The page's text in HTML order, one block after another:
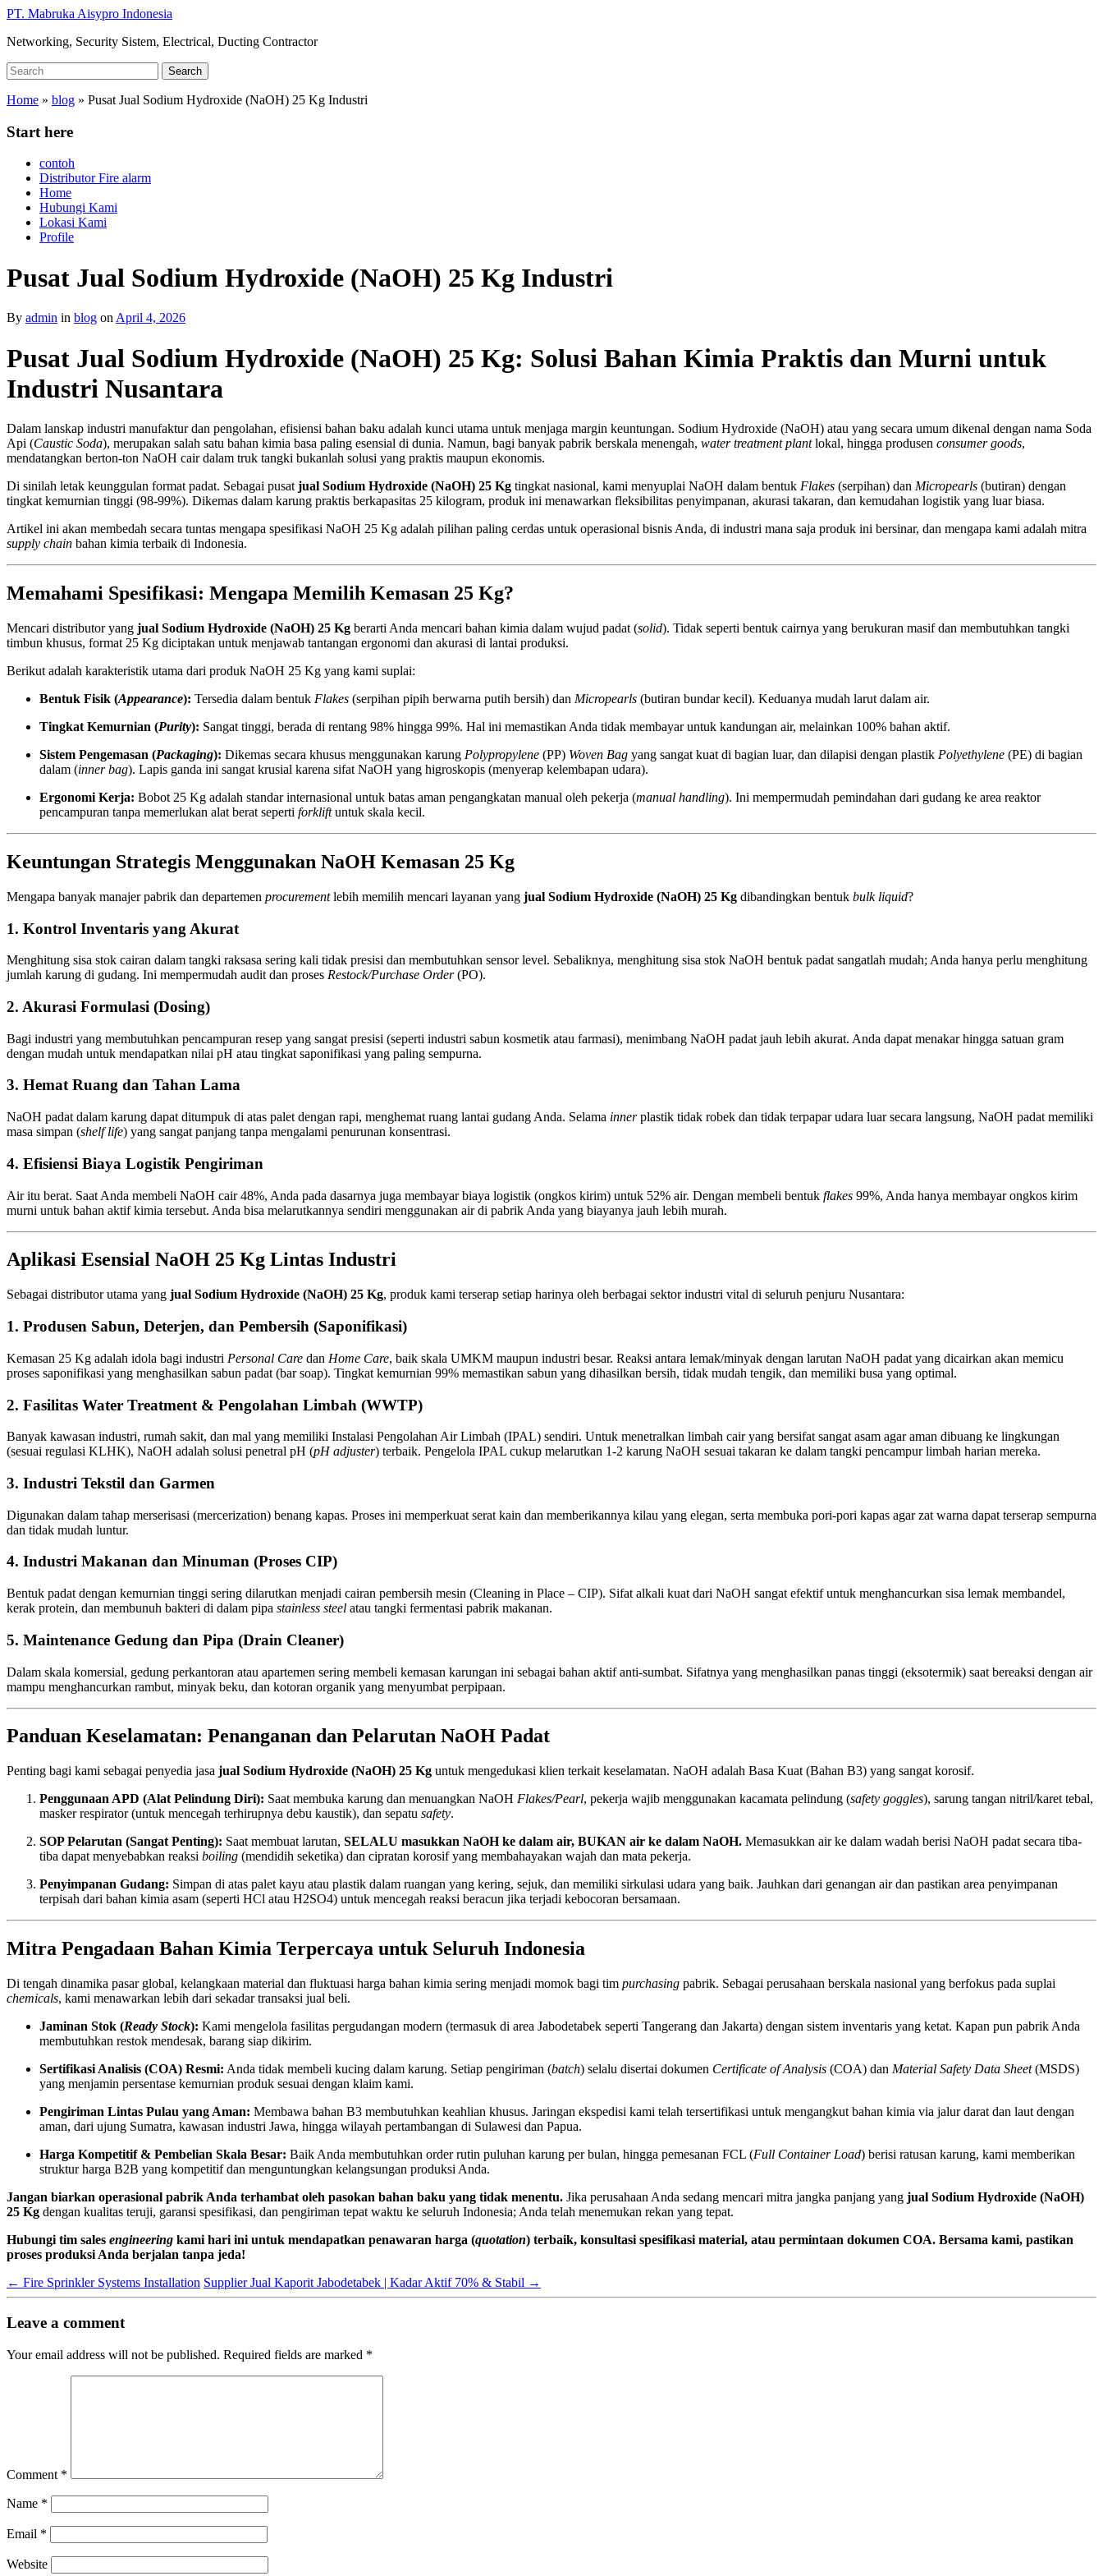
Skip
main
PT. Mabruka Aisypro Indonesia
Networking, Security Sistem, Electrical, Ducting Contractor
Search
for:
Search
Home » blog » Pusat Jual Sodium Hydroxide (NaOH) 25 Kg Industri
Start here
contoh
Distributor Fire alarm
Home
Hubungi Kami
Lokasi Kami
Profile
Pusat Jual Sodium Hydroxide (NaOH) 25 Kg Industri
By admin in blog on April 4, 2026
Pusat Jual Sodium Hydroxide (NaOH) 25 Kg: Solusi Bahan Kimia Praktis dan Murni untuk
Industri Nusantara
Dalam lanskap industri manufaktur dan pengolahan, efisiensi bahan baku adalah kunci utama untuk menjaga margin keuntungan. Sodium Hydroxide (NaOH) atau yang secara umum dikenal dengan nama Soda
Api (Caustic Soda), merupakan salah satu bahan kimia basa paling esensial di dunia. Namun, bagi banyak pabrik berskala menengah, water treatment plantlokal, hingga produsen consumer goods,
mendatangkan berton-ton NaOH cair dalam truk tangki bukanlah solusi yang praktis maupun ekonomis.
Di sinilah letak keunggulan format padat. Sebagai pusat jual Sodium Hydroxide (NaOH) 25 Kg tingkat nasional, kami menyuplai NaOH dalam bentuk Flakes (serpihan) dan Micropearls (butiran) dengan
tingkat kemurnian tinggi (98-99%). Dikemas dalam karung praktis berkapasitas 25 kilogram, produk ini menawarkan fleksibilitas penyimpanan, akurasi takaran, dan kemudahan logistik yang luar biasa.
Artikel ini akan membedah secara tuntas mengapa spesifikasi NaOH 25 Kg adalah pilihan paling cerdas untuk operasional bisnis Anda, di industri mana saja produk ini bersinar, dan mengapa kami adalah mitra
supply chain bahan kimia terbaik di Indonesia.
Memahami Spesifikasi: Mengapa Memilih Kemasan 25 Kg?
Mencari distributor yang jual Sodium Hydroxide (NaOH) 25 Kg berarti Anda mencari bahan kimia dalam wujud padat (solid). Tidak seperti bentuk cairnya yang berukuran masif dan membutuhkan tangki
timbun khusus, format 25 Kg diciptakan untuk menjawab tantangan ergonomi dan akurasi di lantai produksi.
Berikut adalah karakteristik utama dari produk NaOH 25 Kg yang kami suplai:
Bentuk Fisik (Appearance): Tersedia dalam bentuk Flakes (serpihan pipih berwarna putih bersih) dan Micropearls (butiran bundar kecil). Keduanya mudah larut dalam air.
Tingkat Kemurnian (Purity): Sangat tinggi, berada di rentang 98% hingga 99%. Hal ini memastikan Anda tidak membayar untuk kandungan air, melainkan 100% bahan aktif.
Sistem Pengemasan (Packaging): Dikemas secara khusus menggunakan karung Polypropylene (PP) Woven Bag yang sangat kuat di bagian luar, dan dilapisi dengan plastik Polyethylene (PE) di bagian
dalam (inner bag). Lapis ganda ini sangat krusial karena sifat NaOH yang higroskopis (menyerap kelembapan udara).
Ergonomi Kerja: Bobot 25 Kg adalah standar internasional untuk batas aman pengangkatan manual oleh pekerja (manual handling). Ini mempermudah pemindahan dari gudang ke area reaktor
pencampuran tanpa memerlukan alat berat seperti forkliftuntuk skala kecil.
Keuntungan Strategis Menggunakan NaOH Kemasan 25 Kg
Mengapa banyak manajer pabrik dan departemen procurementlebih memilih mencari layanan yang jual Sodium Hydroxide (NaOH) 25 Kg dibandingkan bentuk bulk liquid?
1. Kontrol Inventaris yang Akurat
Menghitung sisa stok cairan dalam tangki raksasa sering kali tidak presisi dan membutuhkan sensor level. Sebaliknya, menghitung sisa stok NaOH bentuk padat sangatlah mudah; Anda hanya perlu menghitung
jumlah karung di gudang. Ini mempermudah audit dan proses Restock/Purchase Order(PO).
2. Akurasi Formulasi (Dosing)
Bagi industri yang membutuhkan pencampuran resep yang sangat presisi (seperti industri sabun kosmetik atau farmasi), menimbang NaOH padat jauh lebih akurat. Anda dapat menakar hingga satuan gram
dengan mudah untuk mendapatkan nilai pH atau tingkat saponifikasi yang paling sempurna.
3. Hemat Ruang dan Tahan Lama
NaOH padat dalam karung dapat ditumpuk di atas palet dengan rapi, menghemat ruang lantai gudang Anda. Selama innerplastik tidak robek dan tidak terpapar udara luar secara langsung, NaOH padat memiliki
masa simpan (shelf life) yang sangat panjang tanpa mengalami penurunan konsentrasi.
4. Efisiensi Biaya Logistik Pengiriman
Air itu berat. Saat Anda membeli NaOH cair 48%, Anda pada dasarnya juga membayar biaya logistik (ongkos kirim) untuk 52% air. Dengan membeli bentuk flakes 99%, Anda hanya membayar ongkos kirim
murni untuk bahan aktif kimia tersebut. Anda bisa melarutkannya sendiri menggunakan air di pabrik Anda yang biayanya jauh lebih murah.
Aplikasi Esensial NaOH 25 Kg Lintas Industri
Sebagai distributor utama yang jual Sodium Hydroxide (NaOH) 25 Kg, produk kami terserap setiap harinya oleh berbagai sektor industri vital di seluruh penjuru Nusantara:
1. Produsen Sabun, Deterjen, dan Pembersih (Saponifikasi)
Kemasan 25 Kg adalah idola bagi industri Personal Care dan Home Care, baik skala UMKM maupun industri besar. Reaksi antara lemak/minyak dengan larutan NaOH padat yang dicairkan akan memicu
proses saponifikasi yang menghasilkan sabun padat (bar soap). Tingkat kemurnian 99% memastikan sabun yang dihasilkan bersih, tidak mudah tengik, dan memiliki busa yang optimal.
2. Fasilitas Water Treatment & Pengolahan Limbah (WWTP)
Banyak kawasan industri, rumah sakit, dan mal yang memiliki Instalasi Pengolahan Air Limbah (IPAL) sendiri. Untuk menetralkan limbah cair yang bersifat sangat asam agar aman dibuang ke lingkungan
(sesuai regulasi KLHK), NaOH adalah solusi penetral pH (pH adjuster) terbaik. Pengelola IPAL cukup melarutkan 1-2 karung NaOH sesuai takaran ke dalam tangki pencampur limbah harian mereka.
3. Industri Tekstil dan Garmen
Digunakan dalam tahap merserisasi (mercerization) benang kapas. Proses ini memperkuat serat kain dan memberikannya kilau yang elegan, serta membuka pori-pori kapas agar zat warna dapat terserap sempurna
dan tidak mudah luntur.
4. Industri Makanan dan Minuman (Proses CIP)
Bentuk padat dengan kemurnian tinggi sering dilarutkan menjadi cairan pembersih mesin (Cleaning in Place – CIP). Sifat alkali kuat dari NaOH sangat efektif untuk menghancurkan sisa lemak membandel,
kerak protein, dan membunuh bakteri di dalam pipa stainless steel atau tangki fermentasi pabrik makanan.
5. Maintenance Gedung dan Pipa (Drain Cleaner)
Dalam skala komersial, gedung perkantoran atau apartemen sering membeli kemasan karungan ini sebagai bahan aktif anti-sumbat. Sifatnya yang menghasilkan panas tinggi (eksotermik) saat bereaksi dengan air
mampu menghancurkan rambut, minyak beku, dan kotoran organik yang menyumbat perpipaan.
Panduan Keselamatan: Penanganan dan Pelarutan NaOH Padat
Penting bagi kami sebagai penyedia jasa jual Sodium Hydroxide (NaOH) 25 Kg untuk mengedukasi klien terkait keselamatan. NaOH adalah Basa Kuat (Bahan B3) yang sangat korosif.
Penggunaan APD (Alat Pelindung Diri): Saat membuka karung dan menuangkan NaOH Flakes/Pearl, pekerja wajib menggunakan kacamata pelindung (safety goggles), sarung tangan nitril/karet tebal,
masker respirator (untuk mencegah terhirupnya debu kaustik), dan sepatu safety.
SOP Pelarutan (Sangat Penting): Saat membuat larutan, SELALU masukkan NaOH ke dalam air, BUKAN air ke dalam NaOH. Memasukkan air ke dalam wadah berisi NaOH padat secara tiba-
tiba dapat menyebabkan reaksi boiling (mendidih seketika) dan cipratan korosif yang membahayakan wajah dan mata pekerja.
Penyimpanan Gudang: Simpan di atas palet kayu atau plastik dalam ruangan yang kering, sejuk, dan memiliki sirkulasi udara yang baik. Jauhkan dari genangan air dan pastikan area penyimpanan
terpisah dari bahan kimia asam (seperti HCl atau H2SO4) untuk mencegah reaksi beracun jika terjadi kebocoran bersamaan.
Mitra Pengadaan Bahan Kimia Terpercaya untuk Seluruh Indonesia
Di tengah dinamika pasar global, kelangkaan material dan fluktuasi harga bahan kimia sering menjadi momok bagi tim purchasing pabrik. Sebagai perusahaan berskala nasional yang berfokus pada suplai
chemicals, kami menawarkan lebih dari sekadar transaksi jual beli.
Jaminan Stok (Ready Stock): Kami mengelola fasilitas pergudangan modern (termasuk di area Jabodetabek seperti Tangerang dan Jakarta) dengan sistem inventaris yang ketat. Kapan pun pabrik Anda
membutuhkan restok mendesak, barang siap dikirim.
Sertifikasi Analisis (COA) Resmi: Anda tidak membeli kucing dalam karung. Setiap pengiriman (batch) selalu disertai dokumen Certificate of Analysis (COA) dan Material Safety Data Sheet(MSDS)
yang menjamin persentase kemurnian produk sesuai dengan klaim kami.
Pengiriman Lintas Pulau yang Aman: Membawa bahan B3 membutuhkan keahlian khusus. Jaringan ekspedisi kami telah tersertifikasi untuk mengangkut bahan kimia via jalur darat dan laut dengan
aman, dari ujung Sumatra, kawasan industri Jawa, hingga wilayah pertambangan di Sulawesi dan Papua.
Harga Kompetitif & Pembelian Skala Besar: Baik Anda membutuhkan order rutin puluhan karung per bulan, hingga pemesanan FCL (Full Container Load) berisi ratusan karung, kami memberikan
struktur harga B2B yang kompetitif dan menguntungkan kelangsungan produksi Anda.
Jangan biarkan operasional pabrik Anda terhambat oleh pasokan bahan baku yang tidak menentu. Jika perusahaan Anda sedang mencari mitra jangka panjang yang jual Sodium Hydroxide (NaOH)
25 Kg dengan kualitas teruji, garansi spesifikasi, dan pengiriman tepat waktu ke seluruh Indonesia; Anda telah menemukan rekan yang tepat.
Hubungi tim sales engineering kami hari ini untuk mendapatkan penawaran harga (quotation) terbaik, konsultasi spesifikasi material, atau permintaan dokumen COA. Bersama kami, pastikan
proses produksi Anda berjalan tanpa jeda!
← Fire Sprinkler Systems Installation Supplier Jual Kaporit Jabodetabek | Kadar Aktif 70% & Stabil →
Leave a comment
Your email address will not be published. Required fields are marked *
Comment *
Name *
Email *
Website